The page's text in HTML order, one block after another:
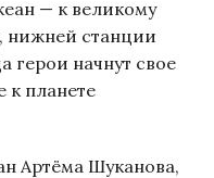
— к великому
нижней станции
герои начнут свое
к планете
Артёма Шуканова,